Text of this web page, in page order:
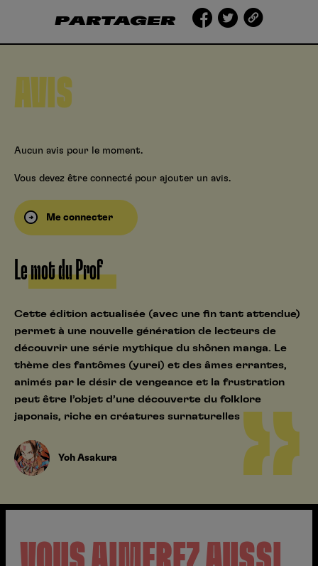
PARTAGER
AVIS
Aucun avis pour le moment.
Vous devez être connecté pour ajouter un avis.
Me connecter
Le mot du Prof
Cette édition actualisée (avec une fin tant attendue)
permet à une nouvelle génération de lecteurs de
découvrir une série mythique du shônen manga. Le
thème des fantômes (yurei) et des âmes errantes,
animés par le désir de vengeance et la frustration
peut être l’objet d’une découverte du folklore
japonais, riche en créatures surnaturelles
Yoh Asakura